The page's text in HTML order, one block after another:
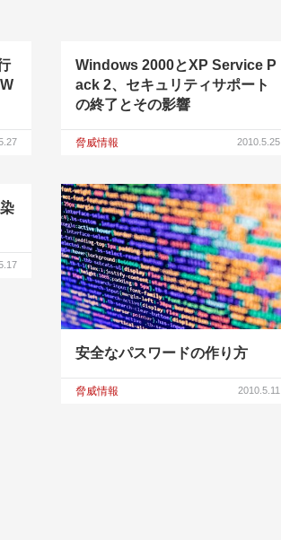
Windows 2000とXP Service P
ack 2、セキュリティサポート
の終了とその影響
脅威情報 2010.5.25
安全なパスワードの作り方
脅威情報 2010.5.11